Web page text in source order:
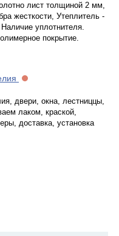
лист толщиной 2 мм,
жесткости, Утеплитель -
уплотнителя.
покрытие.
двери, окна, лестниццы,
лаком, краской,
доставка, установка